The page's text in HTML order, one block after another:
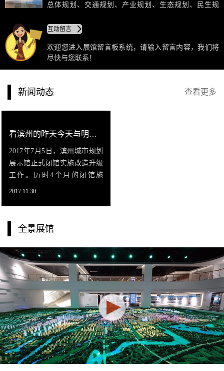
总体规划、交通规划、产业规划、生态规划、民生规
划、滨州港规划、重点片区城市设计、地下综合管廊展
示、海绵城市展示、数字沙盘等20个主题展区。
互动留言
欢迎您进入展馆留言板系统，请输入留言内容，我们将
尽快与您联系！
查看更多
新闻动态
看滨州的昨天今天与明天 滨州城市规划展示馆试运行开馆啦！
2017年7月5日，滨州城市规划
展示馆正式闭馆实施改造升级
工作。历时4个月的闭馆施
此次改造升级拓展了布展空
间。其中，序
2017.11.30
全景展馆